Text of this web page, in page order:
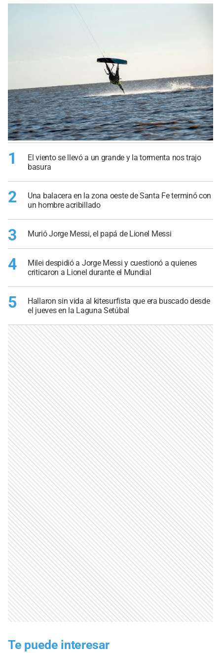
1
El viento se llevó a un grande y la tormenta nos trajo
basura
2
Una balacera en la zona oeste de Santa Fe terminó con
un hombre acribillado
3 Murió Jorge Messi, el papá de Lionel Messi
4
Milei despidió a Jorge Messi y cuestionó a quienes
criticaron a Lionel durante el Mundial
5
Hallaron sin vida al kitesurfista que era buscado desde
el jueves en la Laguna Setúbal
Te puede interesar